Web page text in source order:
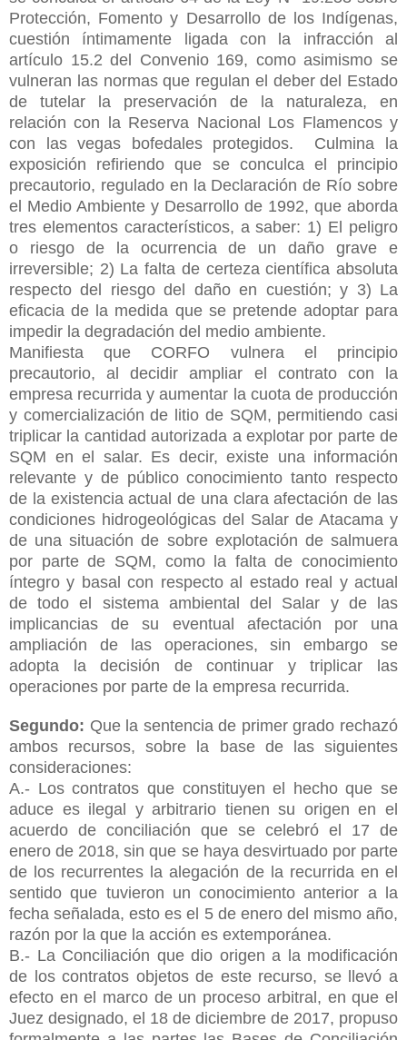
Protección, Fomento y Desarrollo de los Indígenas,
cuestión íntimamente ligada con la infracción al
artículo 15.2 del Convenio 169, como asimismo se
vulneran las normas que regulan el deber del Estado
de tutelar la preservación de la naturaleza, en
relación con la Reserva Nacional Los Flamencos y
con las vegas bofedales protegidos. Culmina la
exposición refiriendo que se conculca el principio
precautorio, regulado en la Declaración de Río sobre
el Medio Ambiente y Desarrollo de 1992, que aborda
tres elementos característicos, a saber: 1) El peligro
o riesgo de la ocurrencia de un daño grave e
irreversible; 2) La falta de certeza científica absoluta
respecto del riesgo del daño en cuestión; y 3) La
eficacia de la medida que se pretende adoptar para
impedir la degradación del medio ambiente.
Manifiesta que CORFO vulnera el principio
precautorio, al decidir ampliar el contrato con la
empresa recurrida y aumentar la cuota de producción
y comercialización de litio de SQM, permitiendo casi
triplicar la cantidad autorizada a explotar por parte de
SQM en el salar. Es decir, existe una información
relevante y de público conocimiento tanto respecto
de la existencia actual de una clara afectación de las
condiciones hidrogeológicas del Salar de Atacama y
de una situación de sobre explotación de salmuera
por parte de SQM, como la falta de conocimiento
íntegro y basal con respecto al estado real y actual
de todo el sistema ambiental del Salar y de las
implicancias de su eventual afectación por una
ampliación de las operaciones, sin embargo se
adopta la decisión de continuar y triplicar las
operaciones por parte de la empresa recurrida.
Segundo: Que la sentencia de primer grado rechazó
ambos recursos, sobre la base de las siguientes
consideraciones:
A.- Los contratos que constituyen el hecho que se
aduce es ilegal y arbitrario tienen su origen en el
acuerdo de conciliación que se celebró el 17 de
enero de 2018, sin que se haya desvirtuado por parte
de los recurrentes la alegación de la recurrida en el
sentido que tuvieron un conocimiento anterior a la
fecha señalada, esto es el 5 de enero del mismo año,
razón por la que la acción es extemporánea.
B.- La Conciliación que dio origen a la modificación
de los contratos objetos de este recurso, se llevó a
efecto en el marco de un proceso arbitral, en que el
Juez designado, el 18 de diciembre de 2017, propuso